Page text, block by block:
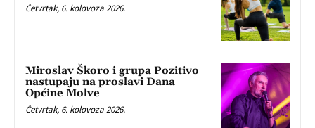
Četvrtak, 6. kolovoza 2026.
Miroslav Škoro i grupa Pozitivo
nastupaju na proslavi Dana
Općine Molve
Četvrtak, 6. kolovoza 2026.